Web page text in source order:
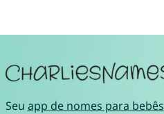
Seu app de nomes para bebês